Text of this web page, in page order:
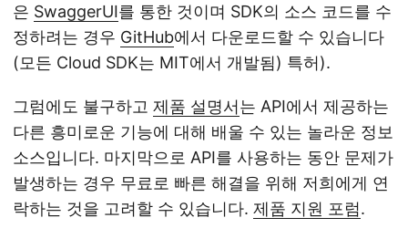
은 SwaggerUI를 통한 것이며 SDK의 소스 코드를 수
정하려는 경우 GitHub에서 다운로드할 수 있습니다
(모든 Cloud SDK는 MIT에서 개발됨) 특허).
그럼에도 불구하고 제품 설명서는 API에서 제공하는
다른 흥미로운 기능에 대해 배울 수 있는 놀라운 정보
소스입니다. 마지막으로 API를 사용하는 동안 문제가
발생하는 경우 무료로 빠른 해결을 위해 저희에게 연
락하는 것을 고려할 수 있습니다. 제품 지원 포럼.